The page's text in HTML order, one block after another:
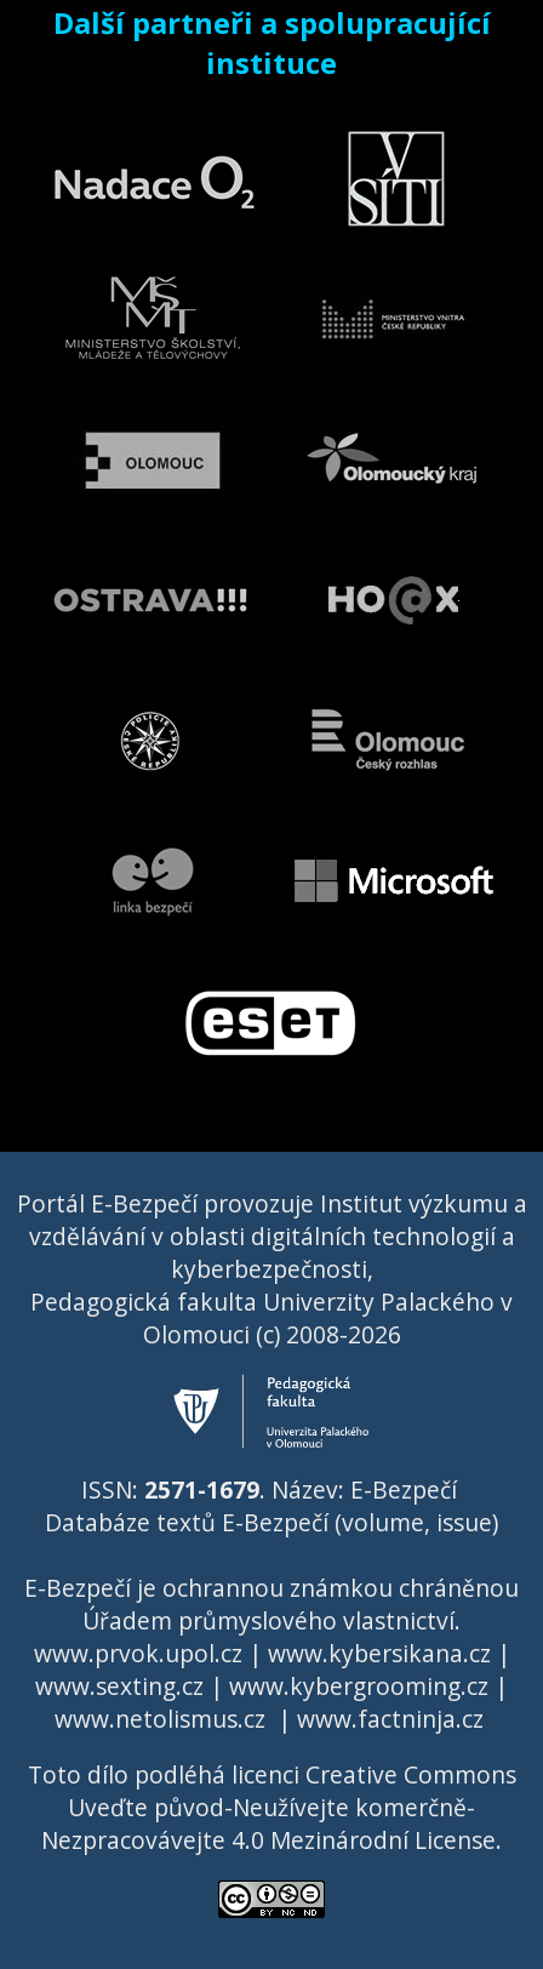
Další partneři a spolupracující
instituce
Portál E-Bezpečí provozuje Institut výzkumu a
vzdělávání v oblasti digitálních technologií a
kyberbezpečnosti,
Pedagogická fakulta Univerzity Palackého v
Olomouci (c) 2008-2026
ISSN: 2571-1679. Název: E-Bezpečí
Databáze textů E-Bezpečí (volume, issue)
E-Bezpečí je ochrannou známkou chráněnou
Úřadem průmyslového vlastnictví.
www.prvok.upol.cz | www.kybersikana.cz |
www.sexting.cz | www.kybergrooming.cz |
www.netolismus.cz | www.factninja.cz
Toto dílo podléhá licenci Creative Commons
Uveďte původ-Neužívejte komerčně-
Nezpracovávejte 4.0 Mezinárodní License.